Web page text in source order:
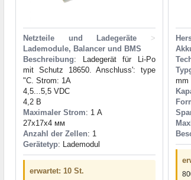
Netzteile und Ladegeräte
>
Lademodule, Balancer und BMS
Beschreibung: Ladegerät für Li-Po
mit Schutz 18650. Anschluss': type
"C. Strom: 1A
4,5...5,5 VDC
4,2 В
Maximaler Strom: 1 А
27x17x4 мм
Anzahl der Zellen: 1
Gerätetyp: Lademodul
erwartet: 10 St.
mm